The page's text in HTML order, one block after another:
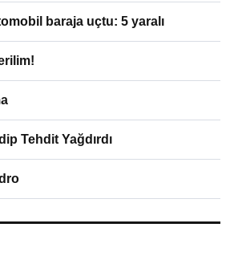
baraja uçtu: 5 yaralı
Tehdit Yağdırdı